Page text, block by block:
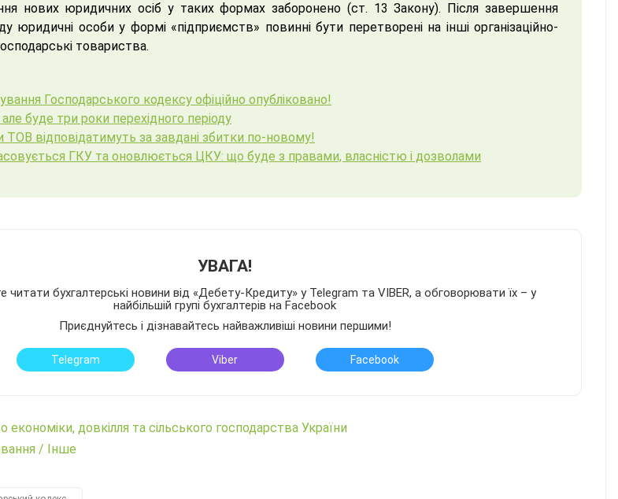
нових юридичних осіб у таких формах заборонено (ст. 13 Закону). Після завершення
юридичні особи у формі «підприємств» повинні бути перетворені на інші організаційно-
товариства.
Господарського кодексу офіційно опубліковано!
буде три роки перехідного періоду
ТОВ відповідатимуть за завдані збитки по-новому!
ГКУ та оновлюється ЦКУ: що буде з правами, власністю і дозволами
УВАГА!
читати бухгалтерські новини від «Дебету-Кредиту» у Telegram та VIBER, а обговорювати їх – у
найбільшій групі бухгалтерів на Facebook
Приєднуйтесь і дізнавайтесь найважливіші новини першими!
Telegram Viber Facebook
економіки, довкілля та сільського господарства України
/ Інше